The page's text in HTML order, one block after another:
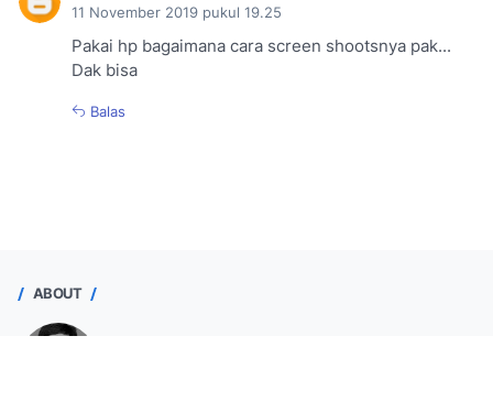
11 November 2019 pukul 19.25
Pakai hp bagaimana cara screen shootsnya pak...
Dak bisa
Balas
ABOUT